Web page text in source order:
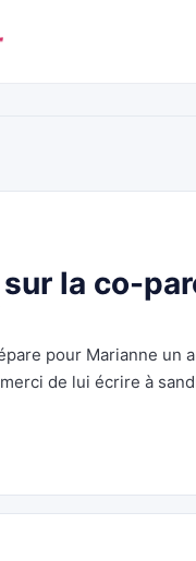
la co-
pour Marianne
de lui écrire à